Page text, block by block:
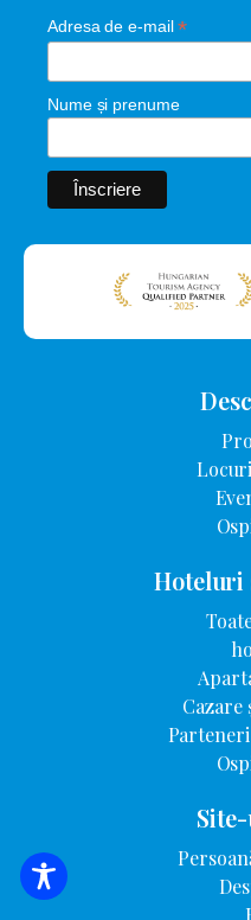
Adresa de e-mail*
Nume și prenume
Hoteluri
Cazare